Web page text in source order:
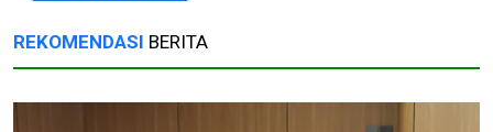
REKOMENDASI BERITA